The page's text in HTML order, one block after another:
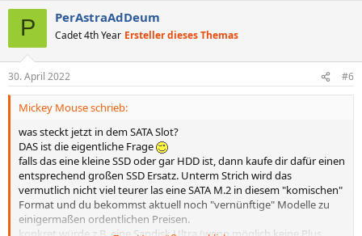
P PerAstraAdDeum
Cadet 4th Year Ersteller dieses Themas
30. April 2022 #6
Mickey Mouse schrieb:
was steckt jetzt in dem SATA Slot?
DAS ist die eigentliche Frage
falls das eine kleine SSD oder gar HDD ist, dann kaufe dir dafür einen
entsprechend großen SSD Ersatz. Unterm Strich wird das
vermutlich nicht viel teurer las eine SATA M.2 in diesem "komischen"
Format und du bekommst aktuell noch "vernünftige" Modelle zu
einigermaßen ordentlichen Preisen.